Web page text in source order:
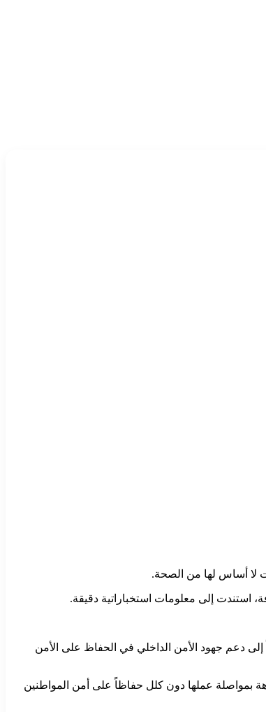
لا أساس لها من الصحة.
دعم جهود الأمن الداخلي في الحفاظ على الأمن
بمواصلة عملها دون كلل حفاظاً على أمن المواطنين